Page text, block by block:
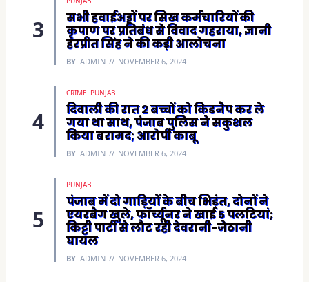
सभी हवाईअड्डों पर सिख कर्मचारियों की
कृपाण पर प्रतिबंध से विवाद गहराया, ज्ञानी
हरप्रीत सिंह ने की कड़ी आलोचना
BY ADMIN NOVEMBER 6, 2024
CRIME PUNJAB
दिवाली की रात 2 बच्चों को किडनैप कर ले
गया था साथ, पंजाब पुलिस ने सकुशल
किया बरामद; आरोपी काबू
BY ADMIN NOVEMBER 6, 2024
PUNJAB
पंजाब में दो गाड़ियों के बीच भिड़ंत, दोनों ने
एयरबैग खुले, फॉर्च्यूनर ने खाई 5 पलटियां;
किट्टी पार्टी से लौट रही देवरानी-जेठानी
घायल
BY ADMIN NOVEMBER 6, 2024